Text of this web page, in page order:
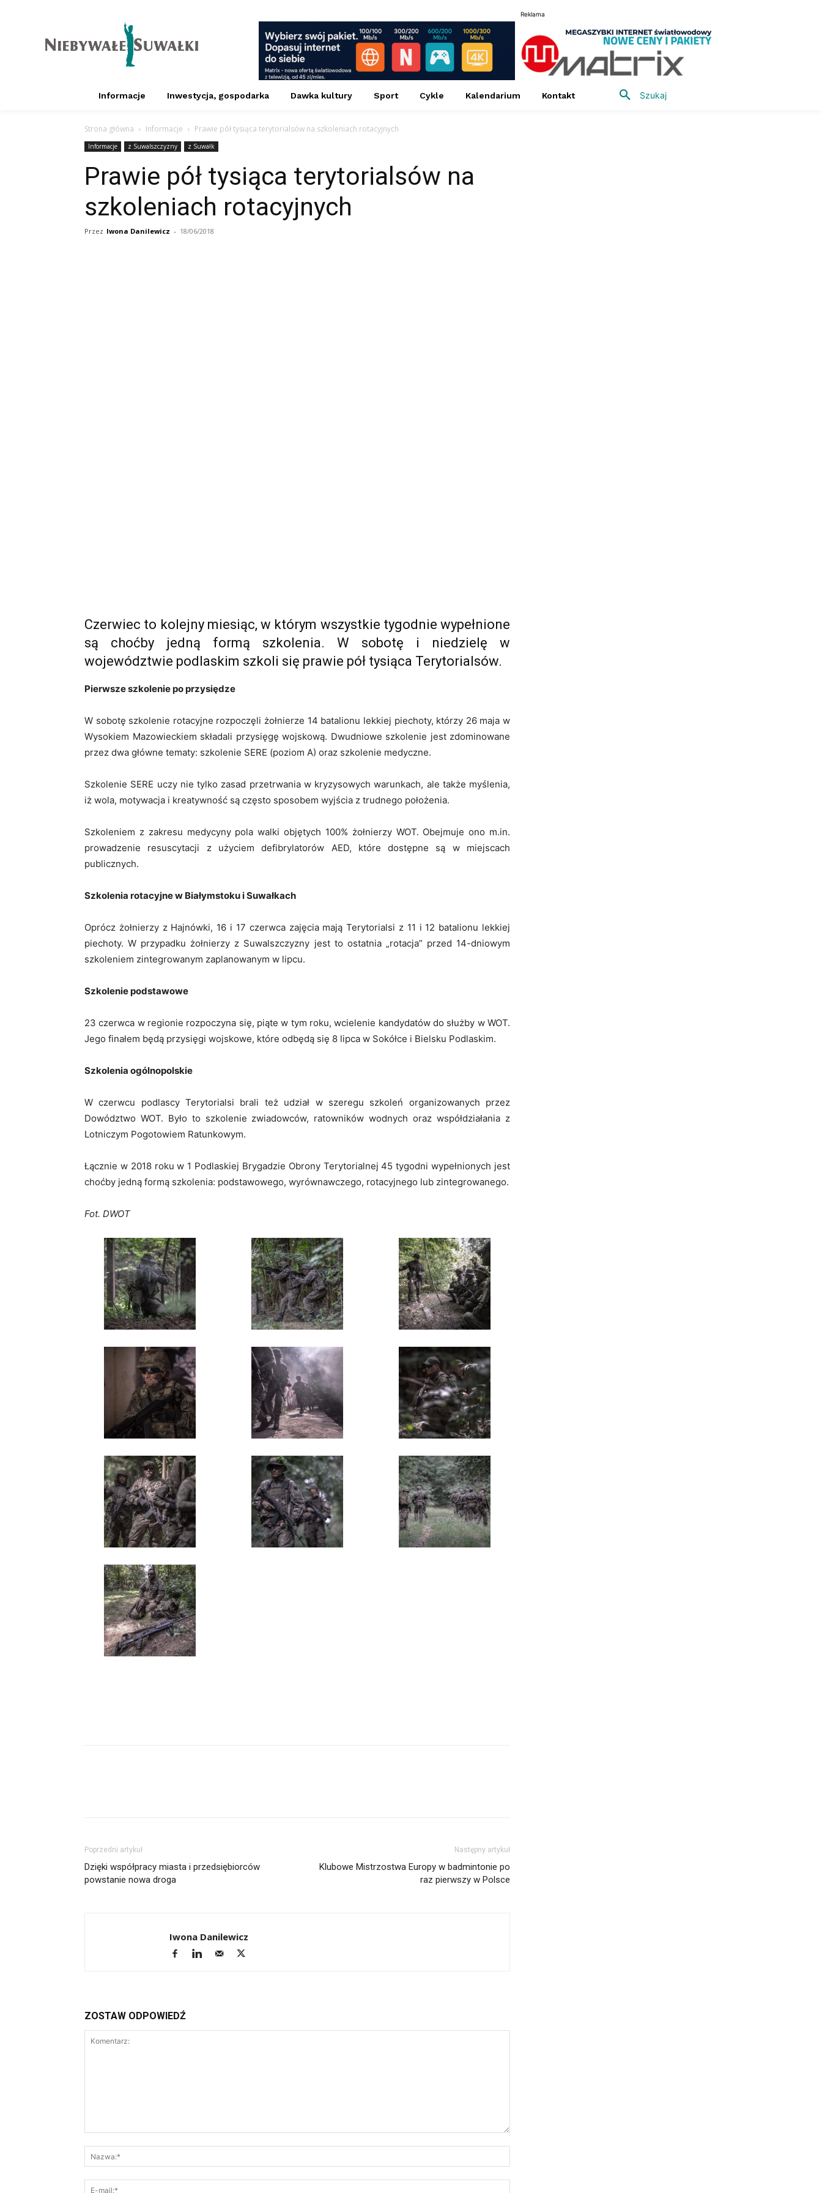
Reklama
Informacje Inwestycja, gospodarka Dawka kultury Sport Cykle Kalendarium Kontakt Szukaj
Strona główna Informacje Prawie pół tysiąca terytorialsów na szkoleniach rotacyjnych
Informacje z Suwalszczyzny z Suwałk
Prawie pół tysiąca terytorialsów na
szkoleniach rotacyjnych
Przez Iwona Danilewicz - 18/06/2018
Czerwiec to kolejny miesiąc, w którym wszystkie tygodnie wypełnione
są choćby jedną formą szkolenia. W sobotę i niedzielę w
województwie podlaskim szkoli się prawie pół tysiąca Terytorialsów.
Pierwsze szkolenie po przysiędze
W sobotę szkolenie rotacyjne rozpoczęli żołnierze 14 batalionu lekkiej piechoty, którzy 26 maja w
Wysokiem Mazowieckiem składali przysięgę wojskową. Dwudniowe szkolenie jest zdominowane
przez dwa główne tematy: szkolenie SERE (poziom A) oraz szkolenie medyczne.
Szkolenie SERE uczy nie tylko zasad przetrwania w kryzysowych warunkach, ale także myślenia,
iż wola, motywacja i kreatywność są często sposobem wyjścia z trudnego położenia.
Szkoleniem z zakresu medycyny pola walki objętych 100% żołnierzy WOT. Obejmuje ono m.in.
prowadzenie resuscytacji z użyciem defibrylatorów AED, które dostępne są w miejscach
publicznych.
Szkolenia rotacyjne w Białymstoku i Suwałkach
Oprócz żołnierzy z Hajnówki, 16 i 17 czerwca zajęcia mają Terytorialsi z 11 i 12 batalionu lekkiej
piechoty. W przypadku żołnierzy z Suwalszczyzny jest to ostatnia „rotacja” przed 14-dniowym
szkoleniem zintegrowanym zaplanowanym w lipcu.
Szkolenie podstawowe
23 czerwca w regionie rozpoczyna się, piąte w tym roku, wcielenie kandydatów do służby w WOT.
Jego finałem będą przysięgi wojskowe, które odbędą się 8 lipca w Sokółce i Bielsku Podlaskim.
Szkolenia ogólnopolskie
W czerwcu podlascy Terytorialsi brali też udział w szeregu szkoleń organizowanych przez
Dowództwo WOT. Było to szkolenie zwiadowców, ratowników wodnych oraz współdziałania z
Lotniczym Pogotowiem Ratunkowym.
Łącznie w 2018 roku w 1 Podlaskiej Brygadzie Obrony Terytorialnej 45 tygodni wypełnionych jest
choćby jedną formą szkolenia: podstawowego, wyrównawczego, rotacyjnego lub zintegrowanego.
Fot. DWOT
Poprzedni artykuł
Dzięki współpracy miasta i przedsiębiorców
powstanie nowa droga
Następny artykuł
Klubowe Mistrzostwa Europy w badmintonie po
raz pierwszy w Polsce
Iwona Danilewicz
ZOSTAW ODPOWIEDŹ